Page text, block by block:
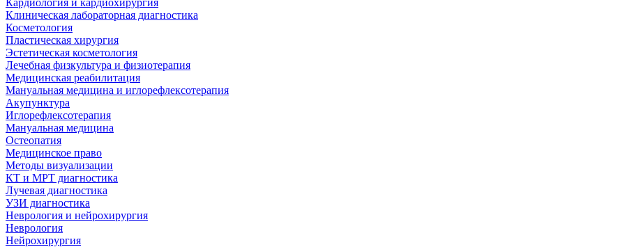
Кардиология и кардиохирургия
Клиническая лабораторная диагностика
Косметология
Пластическая хирургия
Эстетическая косметология
Лечебная физкультура и физиотерапия
Медицинская реабилитация
Мануальная медицина и иглорефлексотерапия
Акупунктура
Иглорефлексотерапия
Мануальная медицина
Остеопатия
Медицинское право
Методы визуализации
КТ и МРТ диагностика
Лучевая диагностика
УЗИ диагностика
Неврология и нейрохирургия
Неврология
Нейрохирургия